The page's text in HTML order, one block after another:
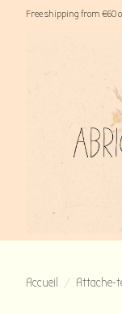
Free shipping from €60
Accueil / Attache-